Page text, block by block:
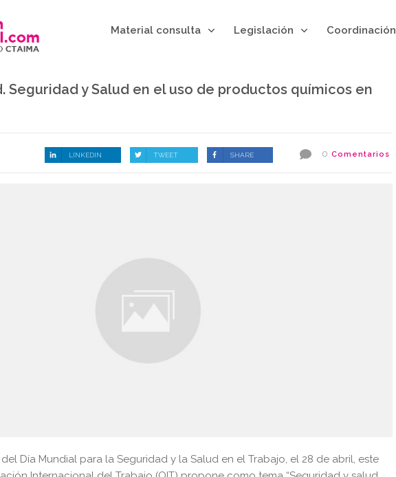
Material consulta Legislación Coordinación
Seguridad y Salud en el uso de productos químicos en
LINKEDIN TWEET SHARE 0 Comentarios
Día Mundial para la Seguridad y la Salud en el Trabajo, el 28 de abril, este